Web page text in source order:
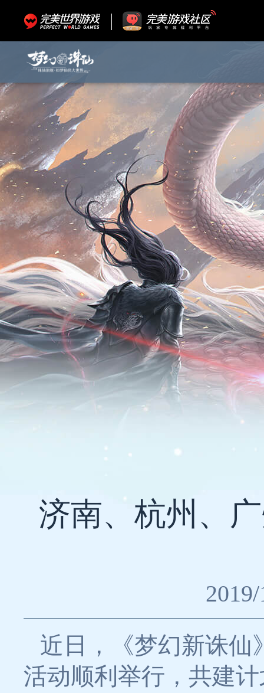
济南、杭州、
近日，《梦幻新诛仙
活动顺利举行，共建